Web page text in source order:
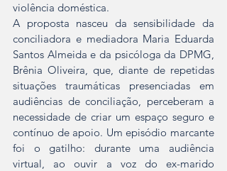
violência doméstica.
A proposta nasceu da sensibilidade da
conciliadora e mediadora Maria Eduarda
Santos Almeida e da psicóloga da DPMG,
Brênia Oliveira, que, diante de repetidas
situações traumáticas presenciadas em
audiências de conciliação, perceberam a
necessidade de criar um espaço seguro e
contínuo de apoio. Um episódio marcante
foi o gatilho: durante uma audiência
virtual, ao ouvir a voz do ex-marido